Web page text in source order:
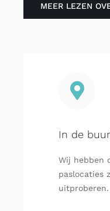
MEER LEZEN
In de
Wij hebben
paslocaties
uitproberen.